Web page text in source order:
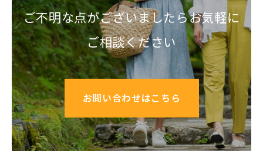
ご不明な点がございましたらお気軽に
ご相談ください
お問い合わせはこちら